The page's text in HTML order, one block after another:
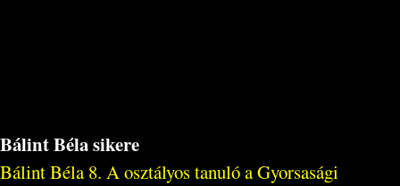
Bálint Béla sikere
Bálint Béla 8. A osztályos tanuló a Gyorsasági